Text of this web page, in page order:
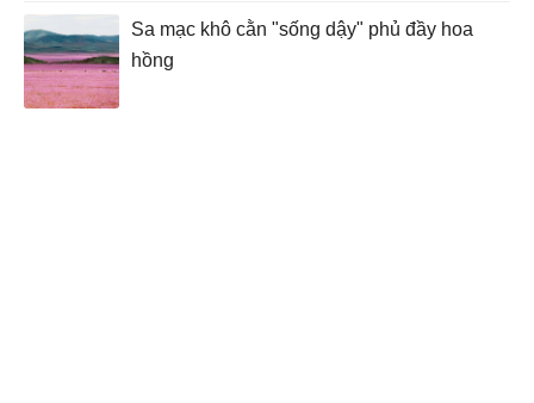
Sa mạc khô cằn "sống dậy" phủ đầy hoa
hồng